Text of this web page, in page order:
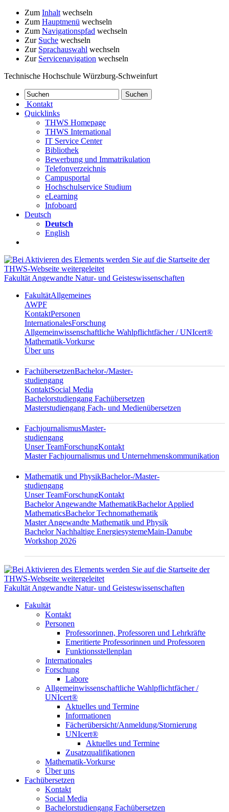
Zum Inhalt wechseln
Zum Hauptmenü wechseln
Zum Navigationspfad wechseln
Zur Suche wechseln
Zur Sprachauswahl wechseln
Zur Servicenavigation wechseln
Technische Hochschule Würzburg-Schweinfurt
Kontakt
Quicklinks
THWS Homepage
THWS International
IT Service Center
Bibliothek
Bewerbung und Immatrikulation
Telefonverzeichnis
Campusportal
Hochschulservice Studium
eLearning
Infoboard
Deutsch
Deutsch
English
Fakultät Angewandte Natur- und Geisteswissenschaften
FakultätAllgemeines
AWPF
KontaktPersonen
InternationalesForschung
Allgemeinwissenschaftliche Wahlpflichtfächer / UNIcert®
Mathematik-Vorkurse
Über uns
FachübersetzenBachelor-/Master-
studiengang
KontaktSocial Media
Bachelorstudiengang Fachübersetzen
Masterstudiengang Fach- und Medienübersetzen
FachjournalismusMaster-
studiengang
Unser TeamForschungKontakt
Master Fachjournalismus und Unternehmenskommunikation
Mathematik und PhysikBachelor-/Master-
studiengang
Unser TeamForschungKontakt
Bachelor Angewandte MathematikBachelor Applied
MathematicsBachelor Technomathematik
Master Angewandte Mathematik und Physik
Bachelor Nachhaltige EnergiesystemeMain-Danube
Workshop 2026
Fakultät Angewandte Natur- und Geisteswissenschaften
Fakultät
Kontakt
Personen
Professorinnen, Professoren und Lehrkräfte
Emeritierte Professorinnen und Professoren
Funktionsstellenplan
Internationales
Forschung
Labore
Allgemeinwissenschaftliche Wahlpflichtfächer /
UNIcert®
Aktuelles und Termine
Informationen
Fächerübersicht/Anmeldung/Stornierung
UNIcert®
Aktuelles und Termine
Zusatzqualifikationen
Mathematik-Vorkurse
Über uns
Fachübersetzen
Kontakt
Social Media
Bachelorstudiengang Fachübersetzen